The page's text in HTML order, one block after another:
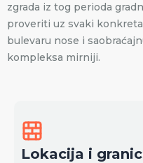
zgrada iz tog perioda
proveriti uz svaki
bulevaru nose i
kompleksa mirniji.
Lokacija i